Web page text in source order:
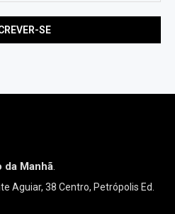
da Manhã.
Aguiar, 38 Centro, Petrópolis Ed.